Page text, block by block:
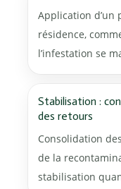
Application d’un
résidence,
l’infestation se
Stabilisation :
des retours
Consolidation
de la
stabilisation